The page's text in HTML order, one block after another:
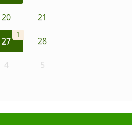
20 21
27
1
28
4 5